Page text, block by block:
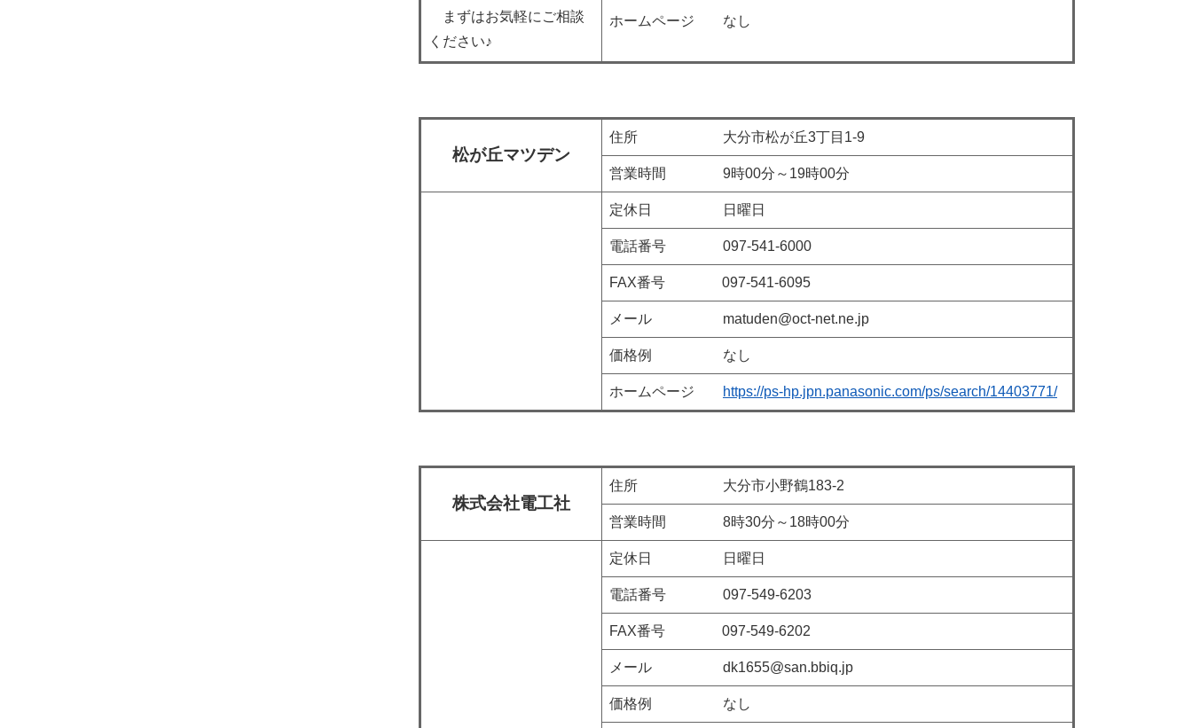
まずはお気軽にご相談
ください♪
ホームページ なし
松が丘マツデン
住所 大分市松が丘3丁目1‐9
営業時間 9時00分～19時00分
定休日 日曜日
電話番号 097-541-6000
FAX番号 097-541-6095
メール matuden@oct-net.ne.jp
価格例 なし
ホームページ https://ps-hp.jpn.panasonic.com/ps/search/14403771/
株式会社電工社
住所 大分市小野鶴183-2
営業時間 8時30分～18時00分
定休日 日曜日
電話番号 097-549-6203
FAX番号 097-549-6202
メール dk1655@san.bbiq.jp
価格例 なし